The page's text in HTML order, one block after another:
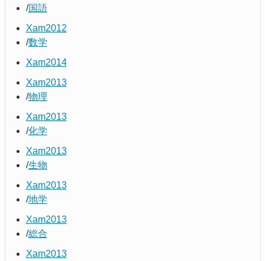
国語
Xam2012
数学
Xam2014
Xam2013
物理
Xam2013
化学
Xam2013
生物
Xam2013
地学
Xam2013
総合
Xam2013